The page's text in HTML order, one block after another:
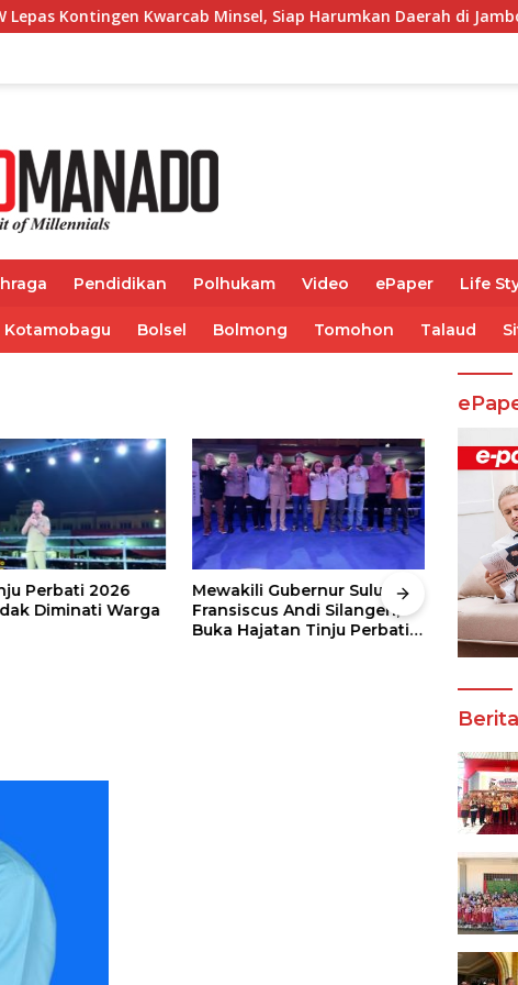
Kwarcab Minsel, Siap Harumkan Daerah di Jambore Nasional XII
Pendidikan Polhukam Video ePaper Life
Kotamobagu Bolsel Bolmong Tomohon Talaud
Perbati 2026
Diminati Warga
Mewakili Gubernur Sulut, dr
Fransiscus Andi Silangen,
Buka Hajatan Tinju Perbati
Juara
2026
Wali